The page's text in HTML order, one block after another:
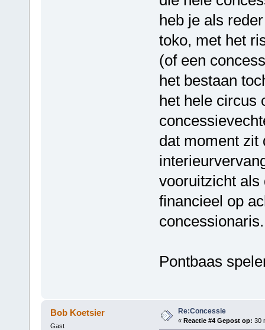
heb je als
toko, met het
(of een
het bestaan
het hele circus
dat moment zit
vooruitzicht als
financieel op
concessionaris.
Pontbaas
Bob Koetsier
Gast
Re:Concessie
« Reactie #4 Gepost op: 30